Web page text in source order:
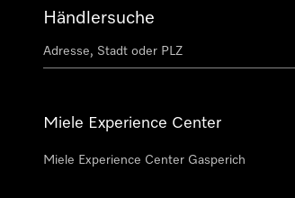
Händlersuche
Miele Experience Center
Miele Experience Center Gasperich